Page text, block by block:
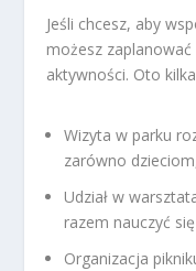
Jeśli chcesz, aby
możesz
aktywności. Oto
Wizyta w parku
zarówno
Udział w
razem nauczyć
Organizacja